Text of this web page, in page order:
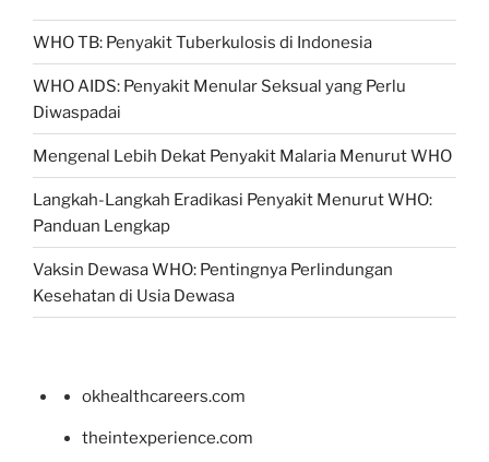
WHO TB: Penyakit Tuberkulosis di Indonesia
WHO AIDS: Penyakit Menular Seksual yang Perlu
Diwaspadai
Mengenal Lebih Dekat Penyakit Malaria Menurut WHO
Langkah-Langkah Eradikasi Penyakit Menurut WHO:
Panduan Lengkap
Vaksin Dewasa WHO: Pentingnya Perlindungan
Kesehatan di Usia Dewasa
okhealthcareers.com
theintexperience.com